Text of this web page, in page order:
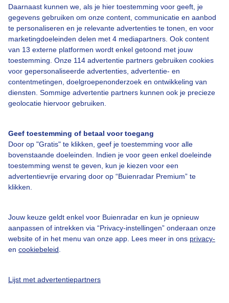
Daarnaast kunnen we, als je hier toestemming voor geeft, je
gegevens gebruiken om onze content, communicatie en aanbod
te personaliseren en je relevante advertenties te tonen, en voor
marketingdoeleinden delen met 4 mediapartners. Ook content
van 13 externe platformen wordt enkel getoond met jouw
toestemming. Onze 114 advertentie partners gebruiken cookies
voor gepersonaliseerde advertenties, advertentie- en
contentmetingen, doelgroepenonderzoek en ontwikkeling van
diensten. Sommige advertentie partners kunnen ook je precieze
geolocatie hiervoor gebruiken.
Geef toestemming of betaal voor toegang
Door op "Gratis" te klikken, geef je toestemming voor alle
bovenstaande doeleinden. Indien je voor geen enkel doeleinde
toestemming wenst te geven, kun je kiezen voor een
advertentievrije ervaring door op “Buienradar Premium” te
klikken.
Jouw keuze geldt enkel voor Buienradar en kun je opnieuw
aanpassen of intrekken via “Privacy-instellingen” onderaan onze
website of in het menu van onze app. Lees meer in ons privacy-
en cookiebeleid
Lijst met advertentiepartners
Een moment geduld aub...
Over Buienradar
Veelgestelde vragen
Contact
Toegankelijkheid
Gebruikersvoorwaarden
Buienradar Team
Privacy beleid
Cookie beleid